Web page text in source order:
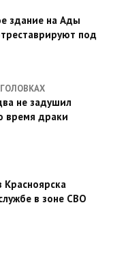
здание на Ады
под
не задушил
время драки
Красноярска
в зоне СВО